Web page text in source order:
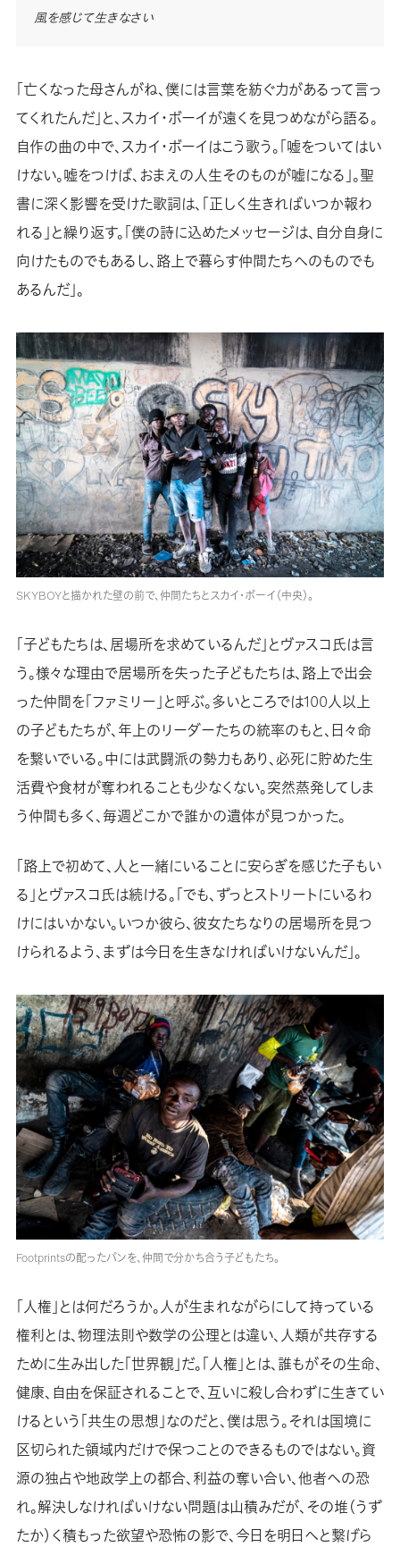
風を感じて生きなさい
「亡くなった母さんがね、僕には言葉を紡ぐ力があるって言っ
てくれたんだ」と、スカイ・ボーイが遠くを見つめながら語る。
自作の曲の中で、スカイ・ボーイはこう歌う。「嘘をついてはい
けない。嘘をつけば、おまえの人生そのものが嘘になる」。聖
書に深く影響を受けた歌詞は、「正しく生きればいつか報わ
れる」と繰り返す。「僕の詩に込めたメッセージは、自分自身に
向けたものでもあるし、路上で暮らす仲間たちへのものでも
あるんだ」。
SKYBOYと描かれた壁の前で、仲間たちとスカイ・ボーイ（中央）。
「子どもたちは、居場所を求めているんだ」とヴァスコ氏は言
う。様々な理由で居場所を失った子どもたちは、路上で出会
った仲間を「ファミリー」と呼ぶ。多いところでは100人以上
の子どもたちが、年上のリーダーたちの統率のもと、日々命
を繋いでいる。中には武闘派の勢力もあり、必死に貯めた生
活費や食材が奪われることも少なくない。突然蒸発してしま
う仲間も多く、毎週どこかで誰かの遺体が見つかった。
「路上で初めて、人と一緒にいることに安らぎを感じた子もい
る」とヴァスコ氏は続ける。「でも、ずっとストリートにいるわ
けにはいかない。いつか彼ら、彼女たちなりの居場所を見つ
けられるよう、まずは今日を生きなければいけないんだ」。
Footprintsの配ったパンを、仲間で分かち合う子どもたち。
「人権」とは何だろうか。人が生まれながらにして持っている
権利とは、物理法則や数学の公理とは違い、人類が共存する
ために生み出した「世界観」だ。「人権」とは、誰もがその生命、
健康、自由を保証されることで、互いに殺し合わずに生きてい
けるという「共生の思想」なのだと、僕は思う。それは国境に
区切られた領域内だけで保つことのできるものではない。資
源の独占や地政学上の都合、利益の奪い合い、他者への恐
れ。解決しなければいけない問題は山積みだが、その堆（うず
たか）く積もった欲望や恐怖の影で、今日を明日へと繋げら